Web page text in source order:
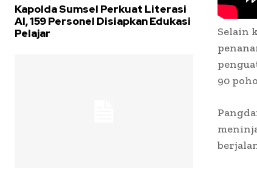
Kapolda Sumsel Perkuat Literasi
AI, 159 Personel Disiapkan Edukasi
Pelajar
Selain
90